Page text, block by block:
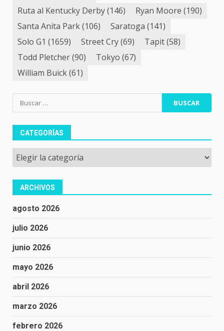
Ruta al Kentucky Derby(146) Ryan Moore (190)
Santa Anita Park(106) Saratoga (141)
Solo G1 (1659) Street Cry(69) Tapit(58)
Todd Pletcher(90) Tokyo (67)
William Buick(61)
Buscar:
CATEGORÍAS
Categorías
ARCHIVOS
agosto 2026
julio 2026
junio 2026
mayo 2026
abril 2026
marzo 2026
febrero 2026